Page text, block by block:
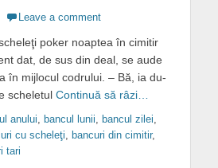
Leave a comment
poker noaptea în cimitir
dat, de sus din deal, se aude
în mijlocul codrului. – Bă, ia du-
scheletul Continuă să râzi…
anului, bancul lunii, bancul zilei,
cu scheleţi, bancuri din cimitir,
tari